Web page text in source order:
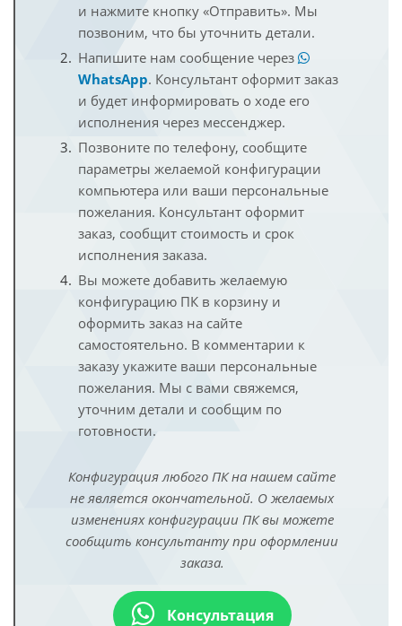
и нажмите кнопку «Отправить». Мы
позвоним, что бы уточнить детали.
Напишите нам сообщение через
WhatsApp. Консультант оформит заказ
и будет информировать о ходе его
исполнения через мессенджер.
Позвоните по телефону, сообщите
параметры желаемой конфигурации
компьютера или ваши персональные
пожелания. Консультант оформит
заказ, сообщит стоимость и срок
исполнения заказа.
Вы можете добавить желаемую
конфигурацию ПК в корзину и
оформить заказ на сайте
самостоятельно. В комментарии к
заказу укажите ваши персональные
пожелания. Мы с вами свяжемся,
уточним детали и сообщим по
готовности.
Конфигурация любого ПК на нашем сайте
не является окончательной. О желаемых
изменениях конфигурации ПК вы можете
сообщить консультанту при оформлении
заказа.
Консультация